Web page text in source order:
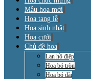
Mẫu hoa mới
Hoa tang lễ
Hoa sinh nhật
Hoa cưới
Chủ đề hoa
Lan hồ điệp
Hoa bó tròn
Hoa bó dài